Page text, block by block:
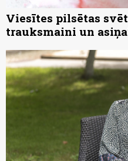
Viesītes pilsētas
trauksmaini un